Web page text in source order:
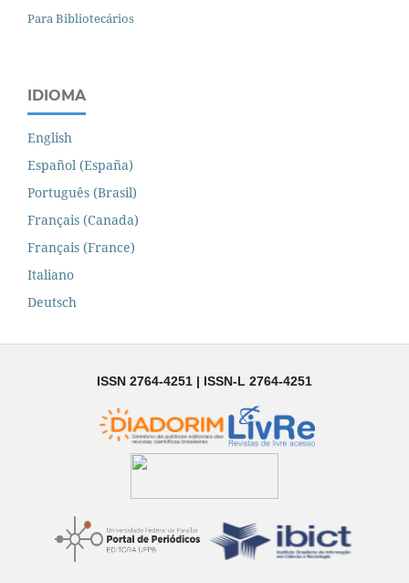
Para Bibliotecários
IDIOMA
English
Español (España)
Português (Brasil)
Français (Canada)
Français (France)
Italiano
Deutsch
ISSN 2764-4251 | ISSN-L 2764-4251